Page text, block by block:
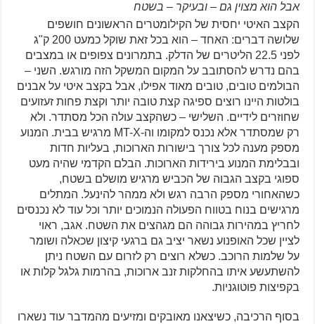
אבל הוא מצוין גם – ובעיקר – בשטח
הקצב האיטי יחסית של הקילומטרים הראשונים חושפים
שלושה דברים: האחד – הוא בכל זאת שוקל כמעט 200 ק"ג
לפני 22.5 הליטרים של הדלק. בתמרונים צפופים או במצבים
בהם נדרש להסתובב על המקום המשקל הזה מורגש. השני –
הבולמים טובים, טובים מאוד אפילו, אבל בקצב איטי על אבנים
בולטות היינו רוצים ספיגה קצת טובה יותר וקצת פחות זעזועים
שחוזרים לידיים. השלישי – כשהקצב עולה הכל מסתדר. ולא
רק שמסתדר אלא נכנס למקומו וה-MT-X מרגיש בבית. המנוע
מספק מענה לכל צורך בישורות הארוכות, בעליות חדות
ובבלימת המנוע בירידות הארוכות. הבלם הקדמי שהיה מעט
ספוגי בקצב הגבוה של הכביש מרגיש מושלם בשטח,
כשהאחורי מספק הרבה רגש ולא ממהר להינעל. המתלים
מרגישים בנוח בטווח הפעולה הנמוכים יותר וכל עוד לא נכנסים
לחריץ במהירות גבוהה הם מגהצים את השטח. אגב, ראוי
לציין שכל האופנוע נשאר יציב גם ברגעי קיצון שכאלה ושומר
על שלמות הרוכב. כשלא רוצים רק לזרום עם השטח ניתן
להשתעשע איתו בהחלקות זנב ארוכות, בהרמות גלגל קלות או
בקפיצות פוטוגניות.
בסוף הרכיבה, כשיצאנו מאובקים ומזיעים מהמדבר עוד נשארו